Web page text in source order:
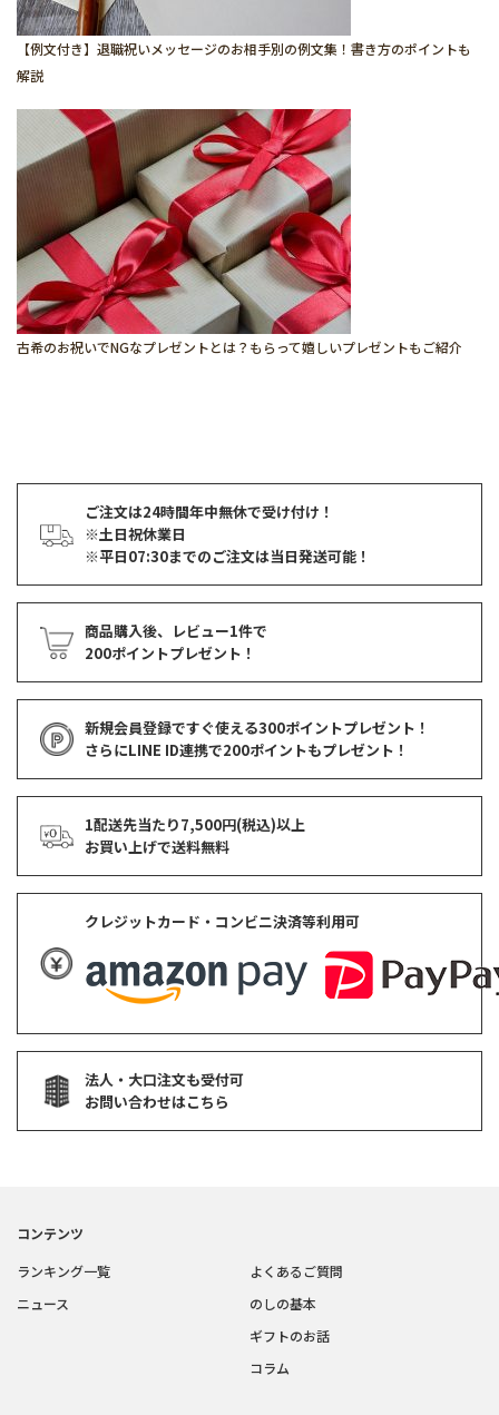
【例文付き】退職祝いメッセージのお相手別の例文集！書き方のポイントも
解説
古希のお祝いでNGなプレゼントとは？もらって嬉しいプレゼントもご紹介
ご注文は24時間年中無休で受け付け！
※土日祝休業日
※平日07:30までのご注文は当日発送可能！
商品購入後、レビュー1件で
200ポイントプレゼント！
新規会員登録ですぐ使える300ポイントプレゼント！
さらにLINE ID連携で200ポイントもプレゼント！
1配送先当たり7,500円(税込)以上
お買い上げで送料無料
クレジットカード・コンビニ決済等利用可
法人・大口注文も受付可
お問い合わせはこちら
コンテンツ
ランキング一覧
ニュース
よくあるご質問
のしの基本
ギフトのお話
コラム